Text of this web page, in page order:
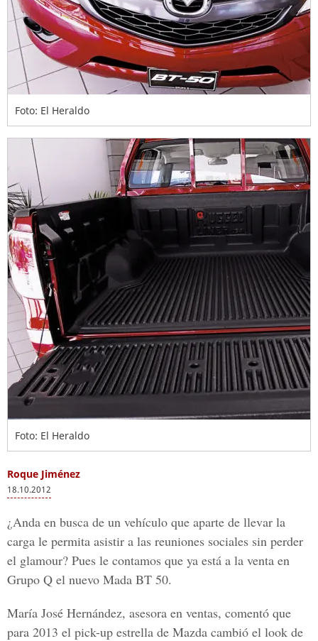
Foto: El Heraldo
Foto: El Heraldo
Roque Jiménez
18.10.2012
¿Anda en busca de un vehículo que aparte de llevar la
carga le permita asistir a las reuniones sociales sin perder
el glamour? Pues le contamos que ya está a la venta en
Grupo Q el nuevo Mada BT 50.
María José Hernández, asesora en ventas, comentó que
para 2013 el pick-up estrella de Mazda cambió el look de